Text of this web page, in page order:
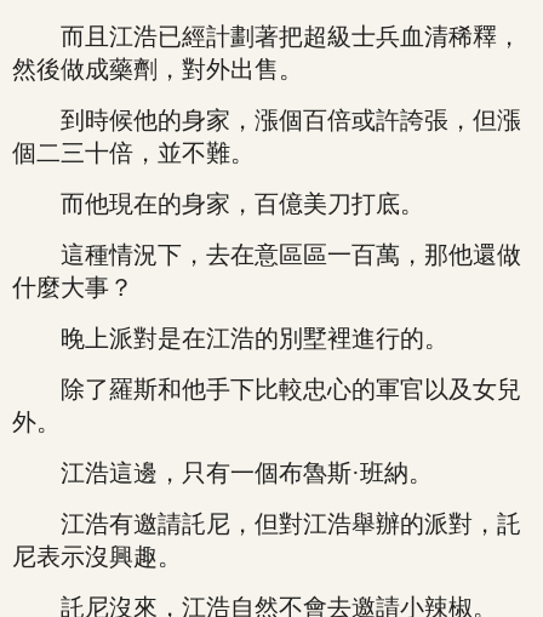
而且江浩已經計劃著把超級士兵血清稀釋，
然後做成藥劑，對外出售。
到時候他的身家，漲個百倍或許誇張，但漲
個二三十倍，並不難。
而他現在的身家，百億美刀打底。
這種情況下，去在意區區一百萬，那他還做
什麼大事？
晚上派對是在江浩的別墅裡進行的。
除了羅斯和他手下比較忠心的軍官以及女兒
外。
江浩這邊，只有一個布魯斯·班納。
江浩有邀請託尼，但對江浩舉辦的派對，託
尼表示沒興趣。
託尼沒來，江浩自然不會去邀請小辣椒。